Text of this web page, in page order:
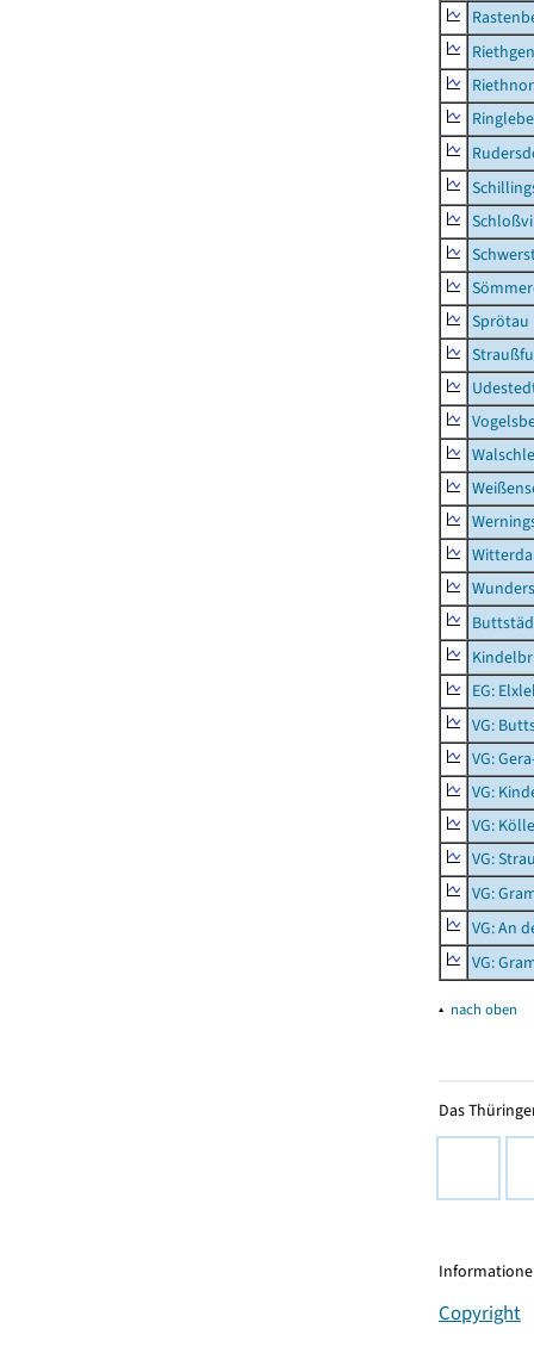
Riethgen
Sprötau
Witterda
EG:
VG:
VG:
VG:
VG:
VG:
VG:
VG: An
VG:
▴ nach oben
Das
Copyright